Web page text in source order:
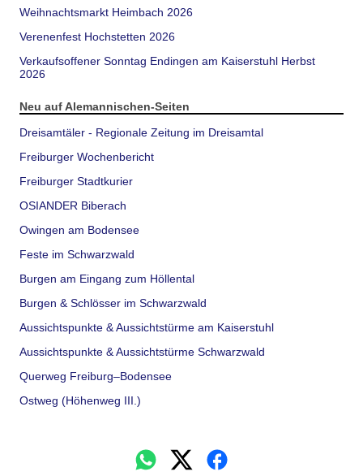
Weihnachtsmarkt Heimbach 2026
Verenenfest Hochstetten 2026
Verkaufsoffener Sonntag Endingen am Kaiserstuhl Herbst
2026
Neu auf Alemannischen-Seiten
Dreisamtäler - Regionale Zeitung im Dreisamtal
Freiburger Wochenbericht
Freiburger Stadtkurier
OSIANDER Biberach
Owingen am Bodensee
Feste im Schwarzwald
Burgen am Eingang zum Höllental
Burgen & Schlösser im Schwarzwald
Aussichtspunkte & Aussichtstürme am Kaiserstuhl
Aussichtspunkte & Aussichtstürme Schwarzwald
Querweg Freiburg–Bodensee
Ostweg (Höhenweg III.)